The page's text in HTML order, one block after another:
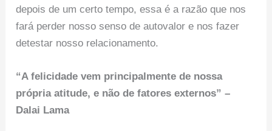
depois de um certo tempo, essa é a razão que nos
fará perder nosso senso de autovalor e nos fazer
detestar nosso relacionamento.
“A felicidade vem principalmente de nossa
própria atitude, e não de fatores externos” –
Dalai Lama